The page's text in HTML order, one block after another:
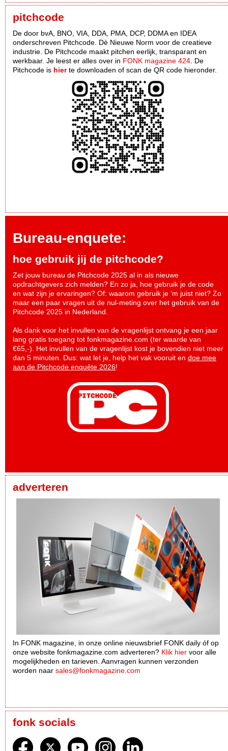
pitchcode
De door bvA, BNO, VIA, DDA, PMA, DCP, DDMA en IDEA
onderschreven Pitchcode. Dè Nieuwe Norm voor de creatieve
industrie. De Pitchcode maakt pitchen eerlijk, transparant en
werkbaar. Je leest er alles over in FONK magazine 424 . De
Pitchcode is hierte downloaden of scan de QR code hieronder.
Bureau-enquete:
hoe gebruik jij de pitchcode?
Zet jouw bureau de Pitchcode 2025 al in als nieuwe
opdrachtgevers zich melden? En zo ja, hoe gebruik je de code
en wat zijn je ervaringen? Of: waarom gebruik je ‘m juist niet? Zo
maar een paar vragen uit de nul-meting over het gebruik van de
Pitchcode 2025 in Nederland.
Als dank voor het invullen van de vragenlijst ontvang je een jaar
lang gratis toegang tot fonkmagazine.com (ter waarde van
€65,-). Het invullen van de vragenlijst kost je bovendien niet meer
dan 5 minuten. Dus: wat let je, help het vak vooruit en doe mee
aan de Pitchcode enquête 2026!
adverteren
In FONK magazine, in onze online nieuwsbrief FONK daily óf op
onze website fonkmagazine.com adverteren? Klik hier voor alle
mogelijkheden en tarieven. Aanvragen kunnen verzonden
worden naar sales@fonkmagazine.com
fonk socials